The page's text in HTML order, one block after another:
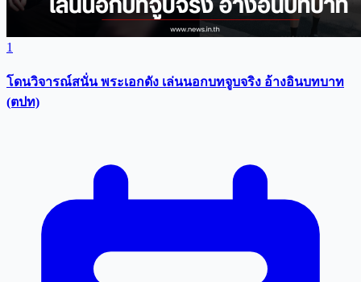
1
โดนวิจารณ์สนั่น พระเอกดัง เล่นนอกบทจูบจริง อ้างอินบทบาท
(ตปท)